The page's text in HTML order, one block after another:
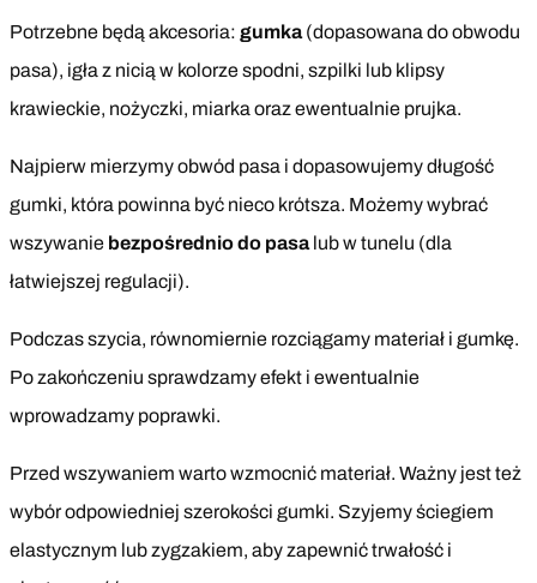
Potrzebne będą akcesoria: gumka(dopasowana do obwodu
pasa), igła z nicią w kolorze spodni, szpilki lub klipsy
krawieckie, nożyczki, miarka oraz ewentualnie prujka.
Najpierw mierzymy obwód pasa i dopasowujemy długość
gumki, która powinna być nieco krótsza. Możemy wybrać
wszywanie bezpośrednio do pasalub w tunelu (dla
łatwiejszej regulacji).
Podczas szycia, równomiernie rozciągamy materiał i gumkę.
Po zakończeniu sprawdzamy efekt i ewentualnie
wprowadzamy poprawki.
Przed wszywaniem warto wzmocnić materiał. Ważny jest też
wybór odpowiedniej szerokości gumki. Szyjemy ściegiem
elastycznym lub zygzakiem, aby zapewnić trwałość i